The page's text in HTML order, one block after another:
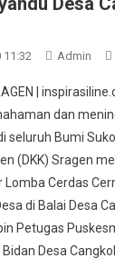
11:32 Admin
|
dan
seluruh Bumi
(DKK) Sragen
Lomba Cerdas
di Balai Desa
Petugas
Desa Cangkol